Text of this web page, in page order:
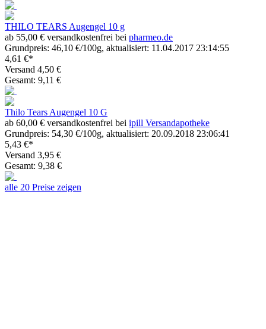
THILO TEARS Augengel 10 g
ab 55,00 € versandkostenfrei bei pharmeo.de
Grundpreis: 46,10 €/100g, aktualisiert: 11.04.2017 23:14:55
4,61 €*
Versand 4,50 €
Gesamt: 9,11 €
Thilo Tears Augengel 10 G
ab 60,00 € versandkostenfrei bei ipill Versandapotheke
Grundpreis: 54,30 €/100g, aktualisiert: 20.09.2018 23:06:41
5,43 €*
Versand 3,95 €
Gesamt: 9,38 €
alle 20 Preise zeigen